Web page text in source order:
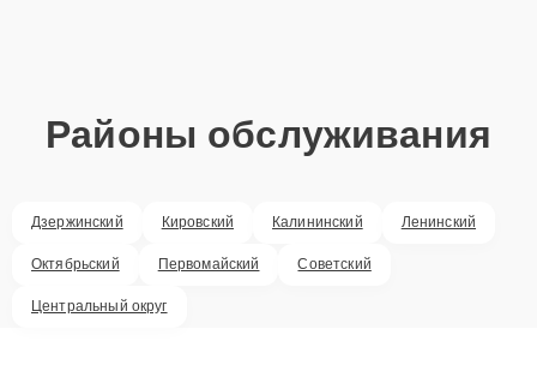
Районы обслуживания
Дзержинский Кировский Калининский Ленинский
Октябрьский Первомайский Советский
Центральный округ